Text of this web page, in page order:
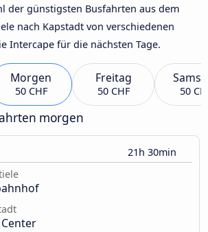
der günstigsten Busfahrten aus dem
nach Kapstadt von verschiedenen
Intercape für die nächsten Tage.
Morgen
50 CHF
Freitag
50 CHF 50
morgen
21h 30min
Center